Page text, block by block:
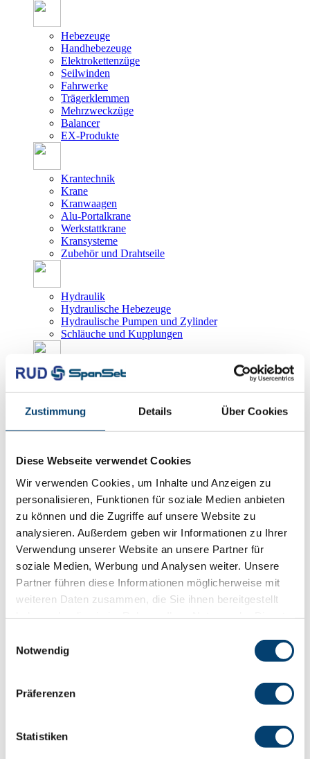
Zustimmung Details Über Cookies
Diese Webseite verwendet Cookies
Wir verwenden Cookies, um Inhalte und Anzeigen zu
personalisieren, Funktionen für soziale Medien anbieten
zu können und die Zugriffe auf unsere Website zu
analysieren. Außerdem geben wir Informationen zu Ihrer
Verwendung unserer Website an unsere Partner für
soziale Medien, Werbung und Analysen weiter. Unsere
Partner führen diese Informationen möglicherweise mit
weiteren Daten zusammen, die Sie ihnen bereitgestellt
Notwendig
Präferenzen
Statistiken
Hebezeuge
Handhebezeuge
Elektrokettenzüge
Seilwinden
Fahrwerke
Trägerklemmen
Mehrzweckzüge
Balancer
EX-Produkte
Krantechnik
Krane
Kranwaagen
Alu-Portalkrane
Werkstattkrane
Kransysteme
Zubehör und Drahtseile
Hydraulik
Hydraulische Hebezeuge
Hydraulische Pumpen und Zylinder
Schläuche und Kupplungen
Förder-/Lagertechnik
Schutzprodukte/-systeme
Prüfservice
Unsere Prüfleistungen
RFID-Technologie
Wartung & Instandsetzung
Wie wir warten & instand setzen
Was wir warten & instand setzen
Seminare & Ausbildungswesen
Ausbildungen
Gefährdungsbeurteilung